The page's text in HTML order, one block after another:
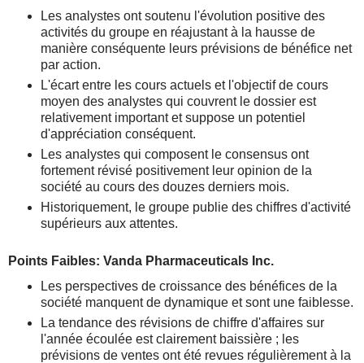
Les analystes ont soutenu l'évolution positive des
activités du groupe en réajustant à la hausse de
manière conséquente leurs prévisions de bénéfice net
par action.
L'écart entre les cours actuels et l'objectif de cours
moyen des analystes qui couvrent le dossier est
relativement important et suppose un potentiel
d'appréciation conséquent.
Les analystes qui composent le consensus ont
fortement révisé positivement leur opinion de la
société au cours des douzes derniers mois.
Historiquement, le groupe publie des chiffres d'activité
supérieurs aux attentes.
Points Faibles: Vanda Pharmaceuticals Inc.
Les perspectives de croissance des bénéfices de la
société manquent de dynamique et sont une faiblesse.
La tendance des révisions de chiffre d'affaires sur
l'année écoulée est clairement baissière ; les
prévisions de ventes ont été revues régulièrement à la